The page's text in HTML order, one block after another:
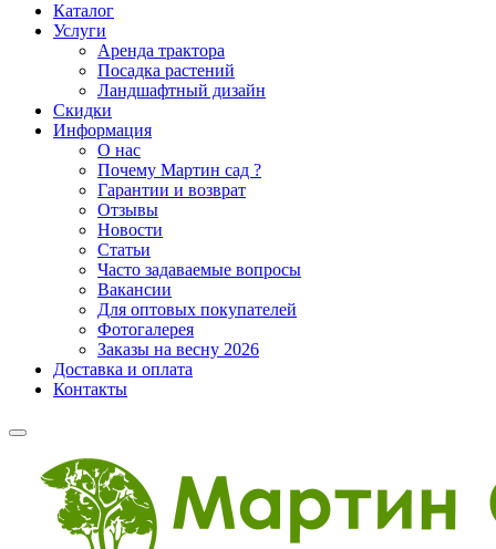
Каталог
Услуги
Аренда трактора
Посадка растений
Ландшафтный дизайн
Скидки
Информация
О нас
Почему Мартин сад ?
Гарантии и возврат
Отзывы
Новости
Статьи
Часто задаваемые вопросы
Вакансии
Для оптовых покупателей
Фотогалерея
Заказы на весну 2026
Доставка и оплата
Контакты